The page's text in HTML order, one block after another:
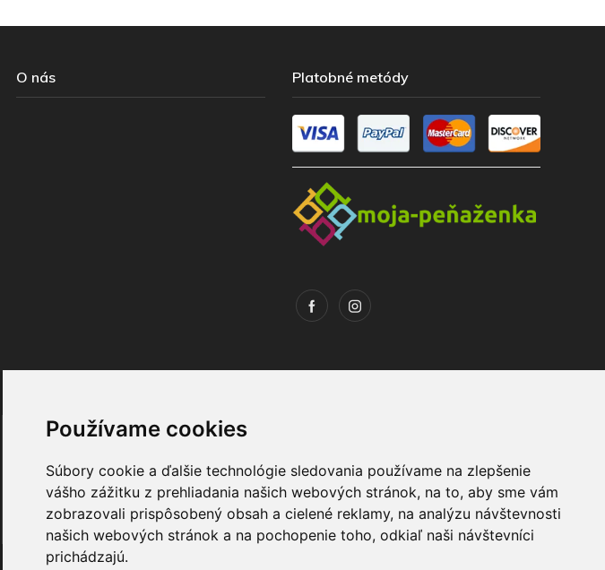
Používame cookies
Súbory cookie a ďalšie technológie sledovania používame na zlepšenie
vášho zážitku z prehliadania našich webových stránok, na to, aby sme vám
zobrazovali prispôsobený obsah a cielené reklamy, na analýzu návštevnosti
našich webových stránok a na pochopenie toho, odkiaľ naši návštevníci
prichádzajú.
O nás Platobné metódy
Odosielame
V príebehu do 4 dní
Máte otázky ?
+421 903 274 997